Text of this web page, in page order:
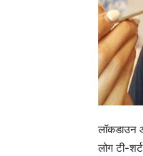
लॉकडाउन
लोग टी-